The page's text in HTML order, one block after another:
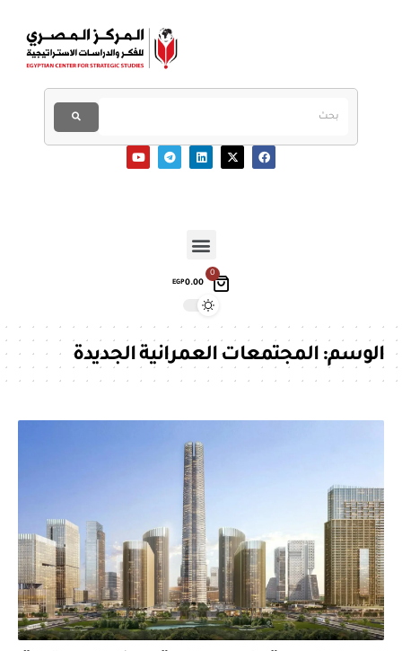
0
EGP0.00
الوسم:المجتمعات العمرانية الجديدة